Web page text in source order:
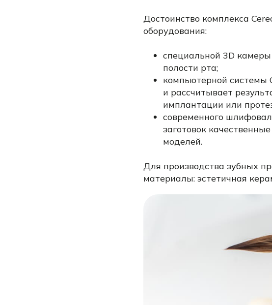
Достоинство комплекса
оборудования:
специальной 3D
полости рта;
компьютерной системы
и рассчитывает
имплантации или
современного
заготовок
моделей.
Для производства зубных
материалы: эстетичная